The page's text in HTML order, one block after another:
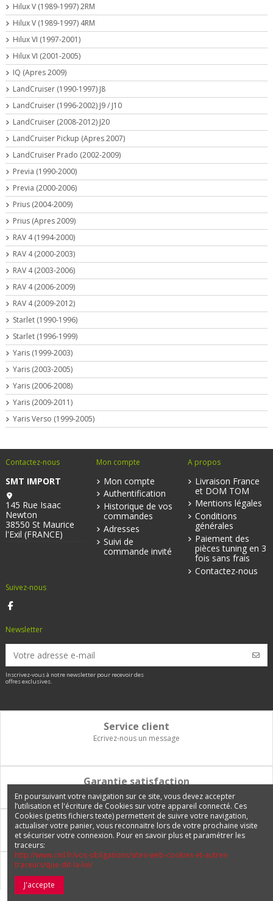
Hilux V (1989-1997) 2RM
Hilux V (1989-1997) 4RM
Hilux VI (1997-2001)
Hilux VI (2001-2005)
IQ (Apres 2009)
LandCruiser (1990-1997) J8
LandCruiser (1996-2002) J9 / J10
LandCruiser (2008-2012) J20
LandCruiser Pickup (Apres 2007)
LandCruiser Prado (2002-2009)
Previa (1990-2000)
Previa (2000-2006)
Prius (2004-2009)
Prius (Apres 2009)
RAV 4 (1994-2000)
RAV 4 (2000-2003)
RAV 4 (2003-2006)
RAV 4 (2006-2009)
RAV 4 (2009-2012)
Starlet (1990-1996)
Starlet (1996-1999)
Yaris (1999-2003)
Yaris (2003-2005)
Yaris (2006-2008)
Yaris (2009-2011)
Yaris Verso (1999-2005)
Contactez-nous
SMT IMPORT
145 Rue Isaac
Newton
38550 St Maurice
l'Exil (FRANCE)
Mon compte
Mon compte
Authentification
Historique de vos
commandes
Adresses
Suivi de
commande invité
A propos
Livraison France
et DOM TOM
Mentions légales
Conditions
générales
Paiement des
pièces tuning en 3
fois sans frais
Contactez-nous
Suivez-nous
Newsletter
Inscrivez-vous à notre newsletter pour recevoir des
offres exclusives.
Service client
Ecrivez-nous un message
Garantie satisfaction
Vous disposez de 14 jours pour changer d'avis et être remboursé
Paiement 100% sécurisé
Carte bancaire, PayPal, 3 fois sans frais, virement bancaire
Livraison Internationale
Expédition en France, en Europe et vers tous les DOM-TOM
En poursuivant votre navigation sur ce site, vous devez accepter
l’utilisation et l'écriture de Cookies sur votre appareil connecté. Ces
Cookies (petits fichiers texte) permettent de suivre votre navigation,
actualiser votre panier, vous reconnaitre lors de votre prochaine visite
et sécuriser votre connexion. Pour en savoir plus et paramétrer les
traceurs:
http://www.cnil.fr/vos-obligations/sites-web-cookies-et-autres-
traceurs/que-dit-la-loi/
J'accepte